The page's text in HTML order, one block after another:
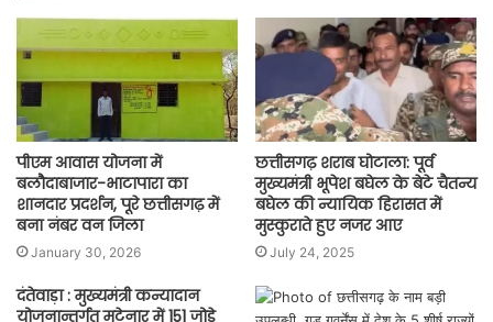
पीएम आवास योजना में
बलौदाबाजार-भाटापारा का
शानदार प्रदर्शन, पूरे छत्तीसगढ़ में
बना नंबर वन जिला
January 30, 2026
छत्तीसगढ़ शराब घोटाला: पूर्व
मुख्यमंत्री भूपेश बघेल के बेटे चैतन्य
बघेल की न्यायिक हिरासत में
मुस्कुराते हुए नजर आए
July 24, 2025
दंतेवाड़ा : मुख्यमंत्री कन्यादान
योजनान्तर्गत मटेनार में 151 जोड़े